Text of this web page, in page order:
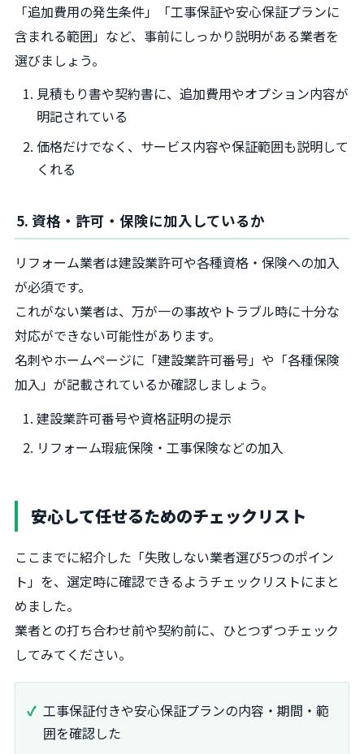
「追加費用の発生条件」「工事保証や安心保証プランに
含まれる範囲」など、事前にしっかり説明がある業者を
選びましょう。
見積もり書や契約書に、追加費用やオプション内容が
明記されている
価格だけでなく、サービス内容や保証範囲も説明して
くれる
5. 資格・許可・保険に加入しているか
リフォーム業者は建設業許可や各種資格・保険への加入
が必須です。
これがない業者は、万が一の事故やトラブル時に十分な
対応ができない可能性があります。
名刺やホームページに「建設業許可番号」や「各種保険
加入」が記載されているか確認しましょう。
建設業許可番号や資格証明の提示
リフォーム瑕疵保険・工事保険などの加入
安心して任せるためのチェックリスト
ここまでに紹介した「失敗しない業者選び5つのポイン
ト」を、選定時に確認できるようチェックリストにまと
めました。
業者との打ち合わせ前や契約前に、ひとつずつチェック
してみてください。
工事保証付きや安心保証プランの内容・期間・範
囲を確認した